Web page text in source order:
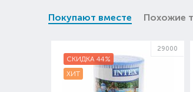
Покупают вместе Похожие
СКИДКА 44%
ХИТ
29000